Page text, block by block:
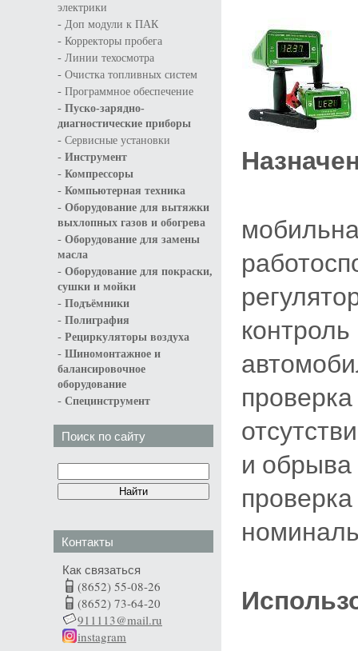
электрики
- Доп модули к ПАК
- Корректоры пробега
- Линии техосмотра
- Очистка топливных систем
- Программное обеспечение
- Пуско-зарядно-
диагностические приборы
- Сервисные установки
- Инструмент
- Компрессоры
- Компьютерная техника
- Оборудование для вытяжки
выхлопных газов и обогрева
- Оборудование для замены
масла
- Оборудование для покраски,
сушки и мойки
- Подъёмники
- Полиграфия
- Рециркуляторы воздуха
- Шиномонтажное и
балансировочное
оборудование
- Специнструмент
Поиск по сайту
Контакты
Как связаться
(8652) 55-08-26
(8652) 73-64-20
911113@mail.ru
instagram
и